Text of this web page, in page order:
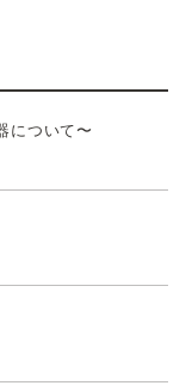
について〜